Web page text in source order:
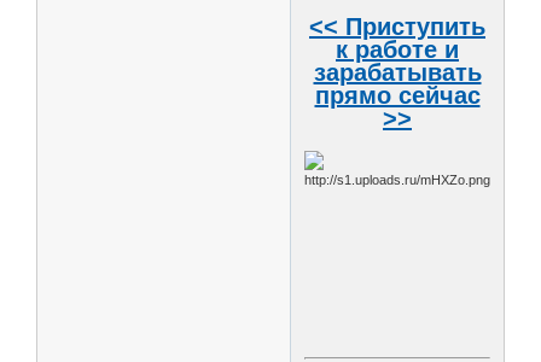
<< Приступить
к работе и
зарабатывать
прямо сейчас
>>